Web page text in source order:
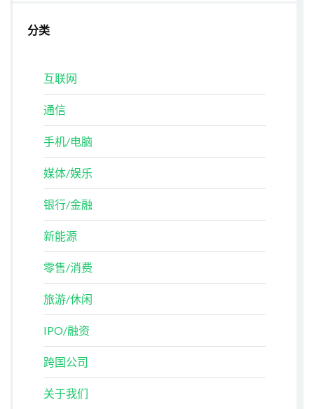
分类
互联网
通信
手机/电脑
媒体/娱乐
银行/金融
新能源
零售/消费
旅游/休闲
IPO/融资
跨国公司
关于我们